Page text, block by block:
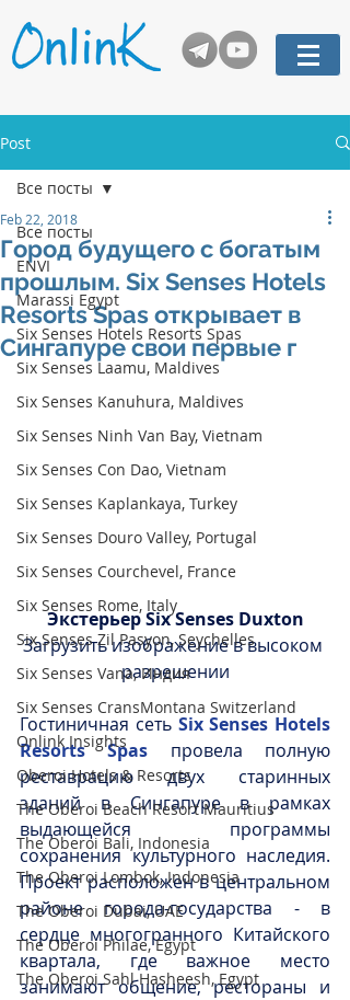
Post
Все посты
ENVI
Marassi Egypt
Six Senses Hotels Resorts Spas
Six Senses Laamu, Maldives
Six Senses Kanuhura, Maldives
Six Senses Ninh Van Bay, Vietnam
Six Senses Con Dao, Vietnam
Six Senses Kaplankaya, Turkey
Six Senses Douro Valley, Portugal
Six Senses Courchevel, France
Six Senses Rome, Italy
Six Senses Zil Pasyon, Seychelles
Six Senses Vana, Индия
Six Senses CransMontana Switzerland
Onlink Insights
Oberoi Hotels & Resorts
The Oberoi Beach Resort Mauritius
The Oberoi Bali, Indonesia
The Oberoi Lombok, Indonesia
The Oberoi Dubai, UAE
The Oberoi Philae, Egypt
The Oberoi Sahl Hasheesh, Egypt
Все посты
Город будущего с богатым
прошлым. Six Senses Hotels
Resorts Spas открывает в
Сингапуре свои первые г
Feb 22, 2018
Экстерьер Six Senses Duxton
Загрузить изображение в высоком
разрешении
Гостиничная сеть Six Senses Hotels
Resorts Spas провела полную
реставрацию двух старинных
зданий в Сингапуре в рамках
выдающейся программы
сохранения культурного наследия.
Проект расположен в центральном
районе города-государства - в
сердце многогранного Китайского
квартала, где важное место
занимают общение, рестораны и